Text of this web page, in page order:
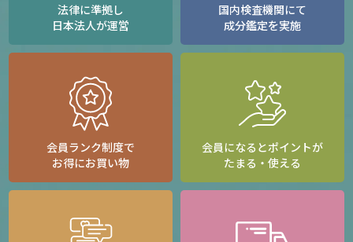
法律に準拠し
日本法人が運営
国内検査機関にて
成分鑑定を実施
会員ランク制度で
お得にお買い物
会員になるとポイントが
たまる・使える